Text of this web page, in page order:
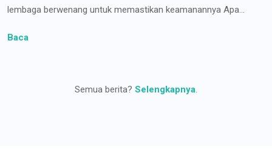
lembaga berwenang untuk memastikan keamanannya Apa...
Baca
Semua berita? Selengkapnya